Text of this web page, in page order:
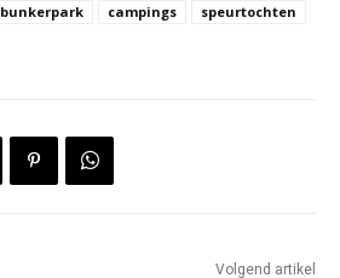
bunkerpark campings
speurtochten
Volgend artikel